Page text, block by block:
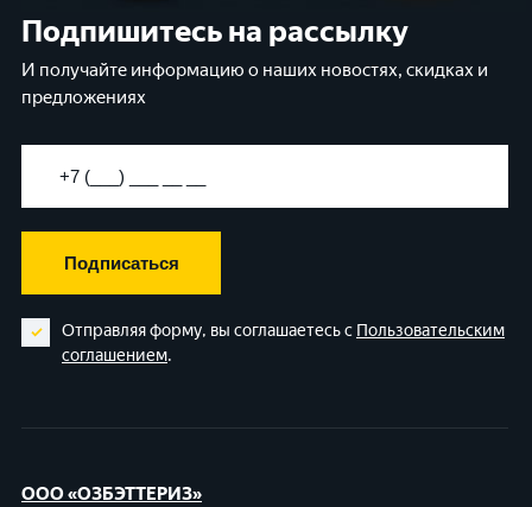
Подпишитесь на рассылку
И получайте информацию о наших новостях, скидках и
предложениях
Подписаться
Отправляя форму, вы соглашаетесь с Пользовательским
соглашением.
ООО «ОЗБЭТТЕРИЗ»